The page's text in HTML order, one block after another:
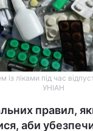
із ліками під час
УНІАН
правил,
аби